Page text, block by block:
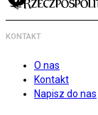
KONTAKT
O nas
Kontakt
Napisz do nas